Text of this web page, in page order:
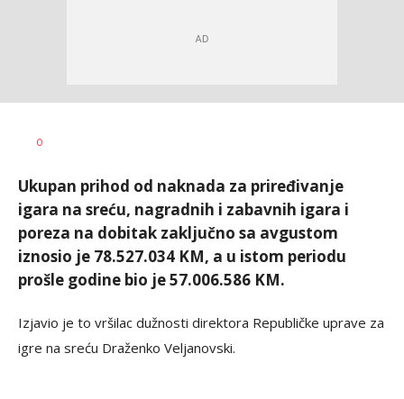
AUTOR
0
Ukupan prihod od naknada za priređivanje
igara na sreću, nagradnih i zabavnih igara i
poreza na dobitak zaključno sa avgustom
iznosio je 78.527.034 KM, a u istom periodu
prošle godine bio je 57.006.586 KM.
Izjavio je to vršilac dužnosti direktora Republičke uprave za
igre na sreću Draženko Veljanovski.